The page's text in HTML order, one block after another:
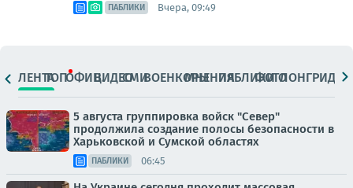
ПАБЛИКИ Вчера, 09:49
ЛЕНТАТОПОФИЦ.ВИДЕОСМИВОЕНКОРЫМНЕНИЯПАБЛИКИ
ФОТОЛОНГРИДЫ
5 августа группировка войск "Север"
продолжила создание полосы безопасности в
Харьковской и Сумской областях
ПАБЛИКИ 06:45